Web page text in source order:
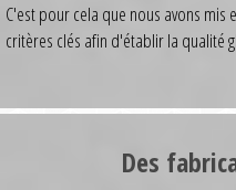
C'est pour cela que nous avons mis
critères clés afin d'établir la qualité
Des